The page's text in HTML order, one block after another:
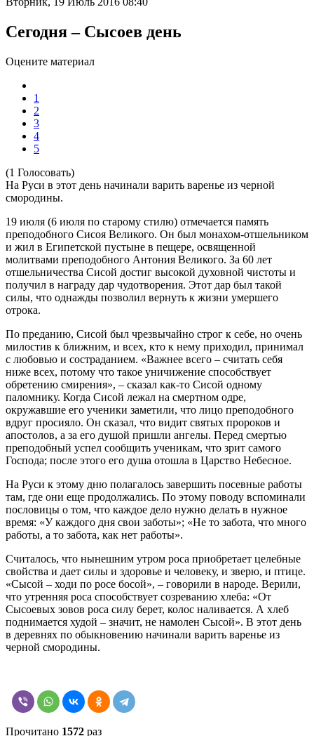
Сегодня – Сысоев день
Оцените материал
1
2
3
4
5
(1 Голосовать)
На Руси в этот день начинали варить варенье из черной
смородины.
19 июля (6 июля по старому стилю) отмечается память
преподобного Сисоя Великого. Он был монахом-отшельником
и жил в Египетской пустыне в пещере, освященной
молитвами преподобного Антония Великого. За 60 лет
отшельничества Сисой достиг высокой духовной чистоты и
получил в награду дар чудотворения. Этот дар был такой
силы, что однажды позволил вернуть к жизни умершего
отрока.
По преданию, Сисой был чрезвычайно строг к себе, но очень
милостив к ближним, и всех, кто к нему приходил, принимал
с любовью и состраданием. «Важнее всего – считать себя
ниже всех, потому что такое уничижение способствует
обретению смирения», – сказал как-то Сисой одному
паломнику. Когда Сисой лежал на смертном одре,
окружавшие его ученики заметили, что лицо преподобного
вдруг просияло. Он сказал, что видит святых пророков и
апостолов, а за его душой пришли ангелы. Перед смертью
преподобный успел сообщить ученикам, что зрит самого
Господа; после этого его душа отошла в Царство Небесное.
На Руси к этому дню полагалось завершить посевные работы
там, где они еще продолжались. По этому поводу вспоминали
пословицы о том, что каждое дело нужно делать в нужное
время: «У каждого дня свои заботы»; «Не то забота, что много
работы, а то забота, как нет работы».
Считалось, что нынешним утром роса приобретает целебные
свойства и дает силы и здоровье и человеку, и зверю, и птице.
«Сысой – ходи по росе босой», – говорили в народе. Верили,
что утренняя роса способствует созреванию хлеба: «От
Сысоевых зовов роса силу берет, колос наливается. А хлеб
поднимается худой – значит, не намолен Сысой». В этот день
в деревнях по обыкновению начинали варить варенье из
черной смородины.
Прочитано 1572 раз